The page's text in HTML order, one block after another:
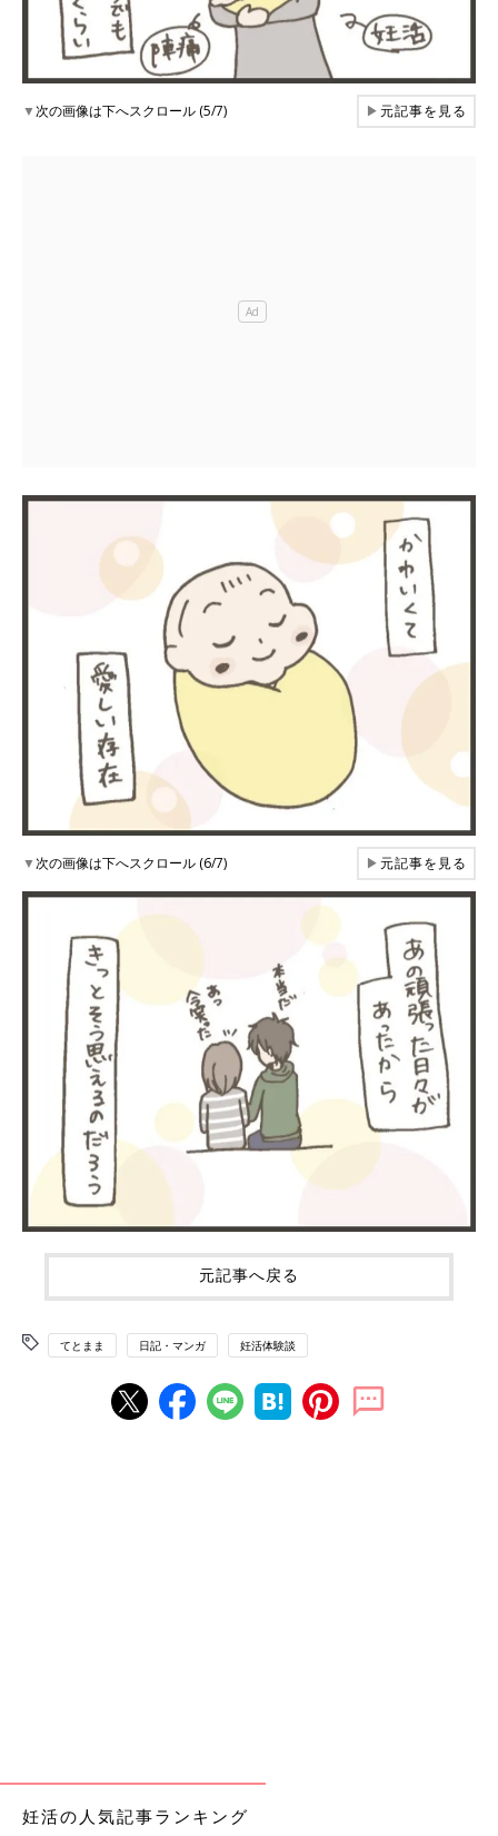
▼次の画像は下へスクロール (5/7) ▶元記事を見る
▼次の画像は下へスクロール (6/7) ▶元記事を見る
元記事へ戻る
てとまま 日記・マンガ 妊活体験談
妊活の人気記事ランキング